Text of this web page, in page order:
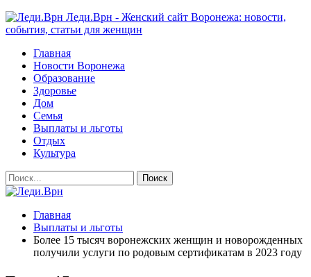
Леди.Врн - Женский сайт Воронежа: новости,
события, статьи для женщин
Главная
Новости Воронежа
Образование
Здоровье
Дом
Семья
Выплаты и льготы
Отдых
Культура
Главная
Выплаты и льготы
Более 15 тысяч воронежских женщин и новорожденных
получили услуги по родовым сертификатам в 2023 году